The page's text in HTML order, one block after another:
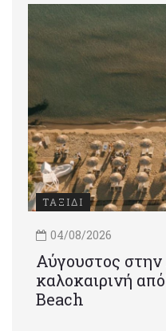
ΤΑΞΙΔΙ
04/08/2026
Αύγουστος
καλοκαιρινή
Beach